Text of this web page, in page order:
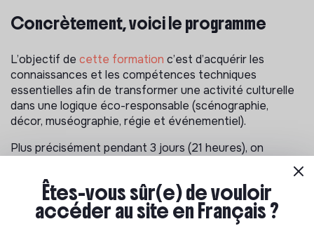
Concrètement, voici le programme
L’objectif de cette formation c’est d’acquérir les
connaissances et les compétences techniques
essentielles afin de transformer une activité culturelle
dans une logique éco-responsable (scénographie,
décor, muséographie, régie et événementiel).
Plus précisément pendant 3 jours (21 heures), on
Impacts environnementaux et pratique
professionnelle : comprendre la relation entre une
pratique professionnelle et son impact
Êtes-vous sûr(e) de vouloir
accéder au site en Français ?